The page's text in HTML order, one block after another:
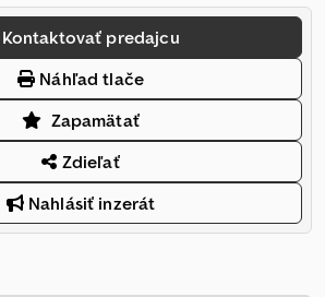
Kontaktovať predajcu
Náhľad tlače
Zapamätať
Zdieľať
Nahlásiť inzerát